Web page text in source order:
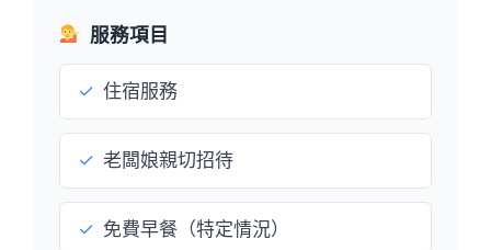
服務項目
✓ 住宿服務
✓ 老闆娘親切招待
✓ 免費早餐（特定情況）